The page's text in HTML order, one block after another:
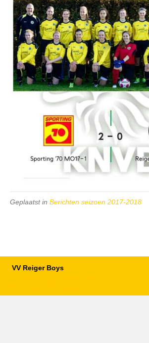
Geplaatst in Berichten seizoen 2017-2018
VV Reiger Boys